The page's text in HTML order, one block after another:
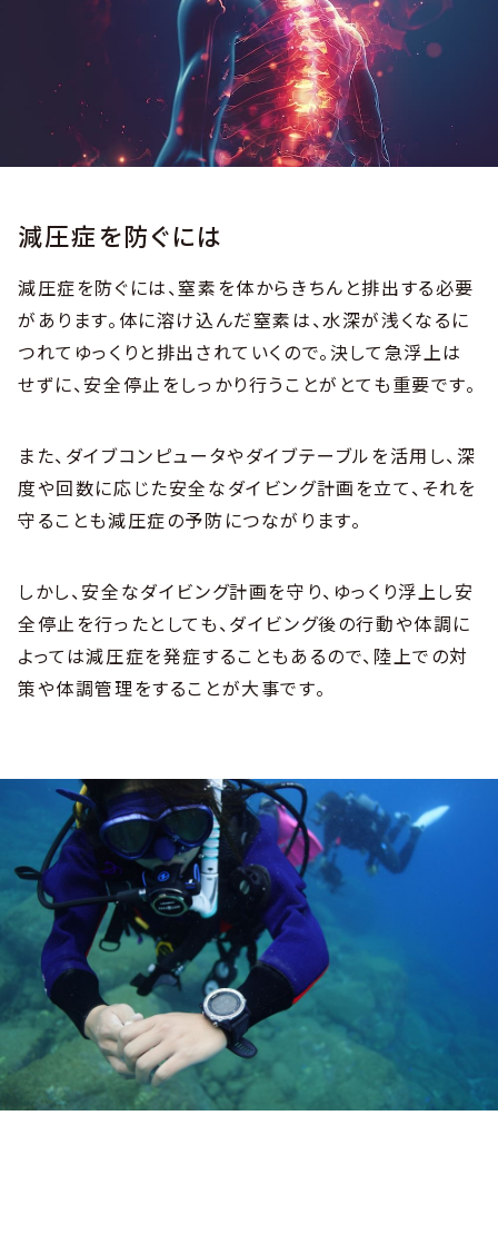
減圧症を防ぐには
減圧症を防ぐには、窒素を体からきちんと排出する必要
があります。体に溶け込んだ窒素は、水深が浅くなるに
つれてゆっくりと排出されていくので。決して急浮上は
せずに、安全停止をしっかり行うことがとても重要です。
また、ダイブコンピュータやダイブテーブルを活用し、深
度や回数に応じた安全なダイビング計画を立て、それを
守ることも減圧症の予防につながります。
しかし、安全なダイビング計画を守り、ゆっくり浮上し安
全停止を行ったとしても、ダイビング後の行動や体調に
よっては減圧症を発症することもあるので、陸上での対
策や体調管理をすることが大事です。